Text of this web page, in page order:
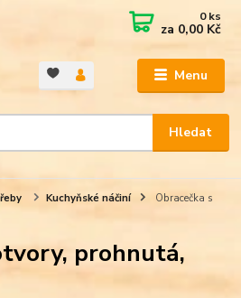
Menu
Hledat
0ks
za 0,00 Kč
Kuchyňské náčiní
Obracečka s
prohnutá,